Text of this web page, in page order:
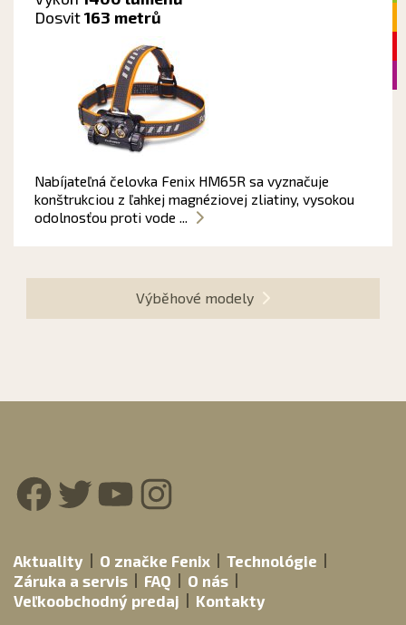
Dosvit163 metrů
Nabíjateľná čelovka Fenix HM65R sa vyznačuje
konštrukciou z ľahkej magnéziovej zliatiny, vysokou
odolnosťou proti vode ...
Výběhové modely
Facebook
Twitter
YouTube
Aktuality O značke Fenix
Technológie
Záruka a servis
FAQ
O nás
Veľkoobchodný predaj
Kontakty